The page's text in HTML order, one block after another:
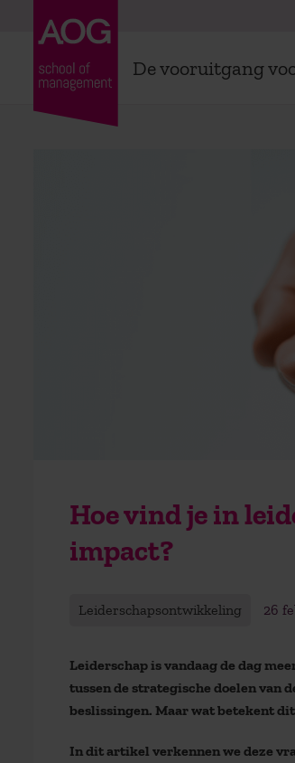
De vooruitgang
Hoe vind je in
impact?
Leiderschapsontwikkeling 26
Leiderschap is vandaag de dag
tussen de strategische doelen van
beslissingen. Maar wat betekent
In dit artikel verkennen we deze